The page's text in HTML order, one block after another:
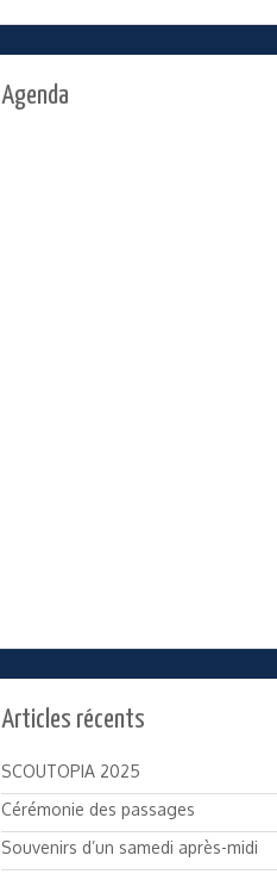
Agenda
Articles récents
SCOUTOPIA 2025
Cérémonie des passages
Souvenirs d’un samedi après-midi